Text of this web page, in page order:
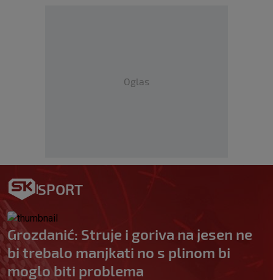
Oglas
SPORT
Grozdanić: Struje i goriva na jesen ne
bi trebalo manjkati no s plinom bi
moglo biti problema